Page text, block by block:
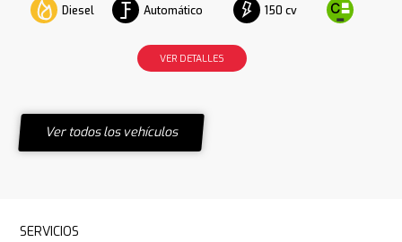
Diesel Automático 150 cv
VER DETALLES
Ver todos los vehículos
SERVICIOS